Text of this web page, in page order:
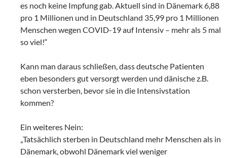
es noch keine Impfung gab. Aktuell sind in Dänemark 6,88
pro 1 Millionen und in Deutschland 35,99 pro 1 Millionen
Menschen wegen COVID-19 auf Intensiv – mehr als 5 mal
so viel!“
Kann man daraus schließen, dass deutsche Patienten
eben besonders gut versorgt werden und dänische z.B.
schon versterben, bevor sie in die Intensivstation
kommen?
Ein weiteres Nein:
„Tatsächlich sterben in Deutschland mehr Menschen als in
Dänemark, obwohl Dänemark viel weniger